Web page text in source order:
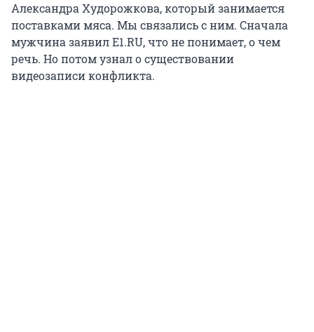
Александра Худорожкова, который занимается
поставками мяса. Мы связались с ним. Сначала
мужчина заявил E1.RU, что не понимает, о чем
речь. Но потом узнал о существовании
видеозаписи конфликта.